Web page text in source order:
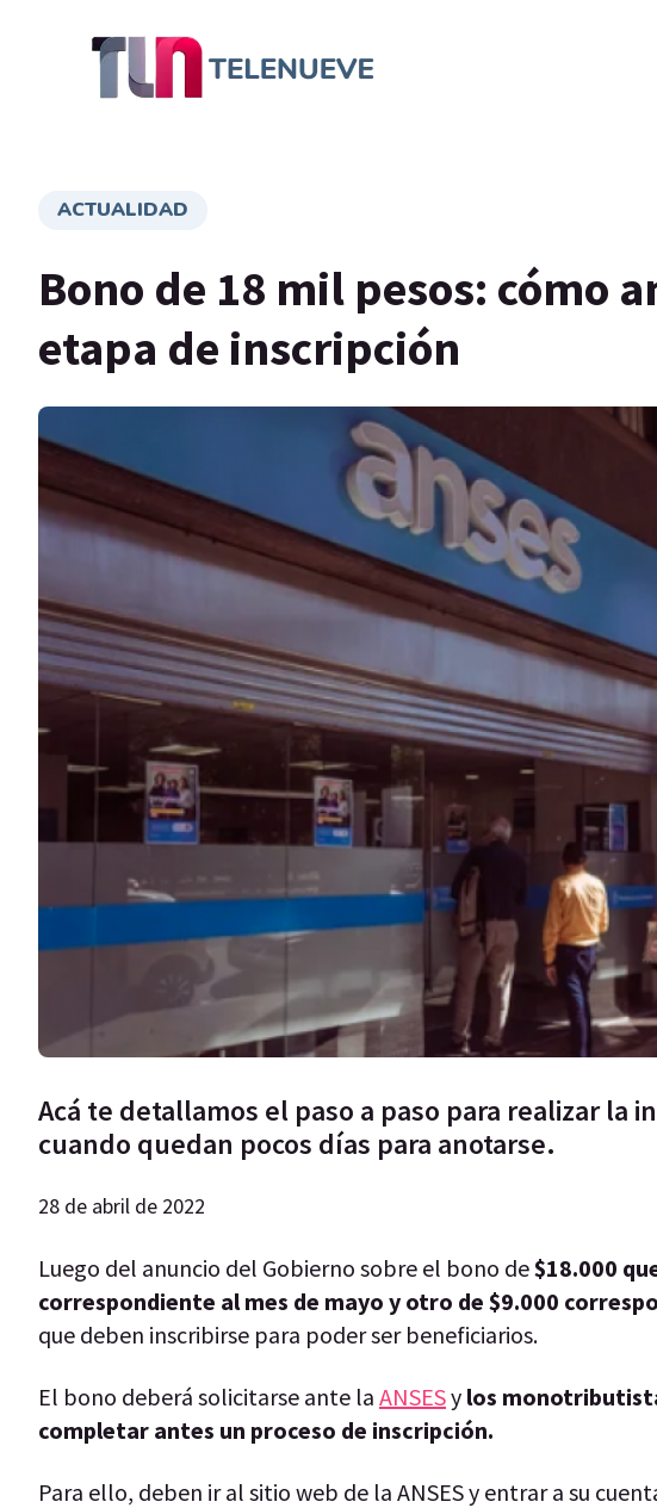
ACTUALIDAD
Bono de 18 mil pesos: cómo
etapa de inscripción
Acá te detallamos el paso a paso para realizar la
cuando quedan pocos días para anotarse.
28 de abril de 2022
Luego del anuncio del Gobierno sobre el bono de$18.000
correspondiente al mes de mayo y otro de $9.000
que deben inscribirse para poder ser beneficiarios.
El bono deberá solicitarse ante la ANSESy los
completar antes un proceso de inscripción.
Para ello, deben ir al sitio web de la ANSES y entrar a su